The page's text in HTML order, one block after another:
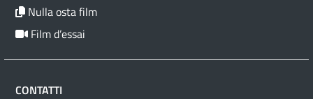
Nulla osta film
Film d’essai
CONTATTI